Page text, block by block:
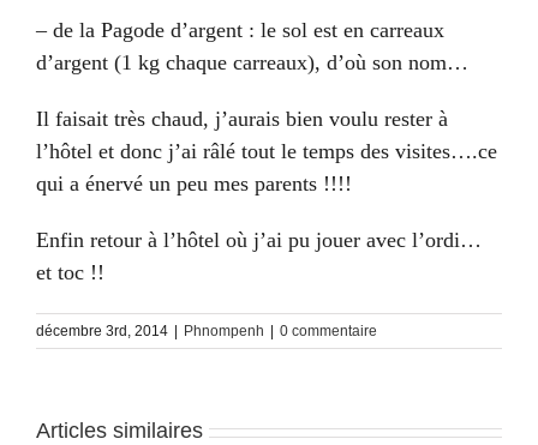
– de la Pagode d’argent : le sol est en carreaux
d’argent (1 kg chaque carreaux), d’où son nom…
Il faisait très chaud, j’aurais bien voulu rester à
l’hôtel et donc j’ai râlé tout le temps des visites….ce
qui a énervé un peu mes parents !!!!
Enfin retour à l’hôtel où j’ai pu jouer avec l’ordi…
et toc !!
décembre 3rd, 2014 Phnompenh 0 commentaire
Articles similaires